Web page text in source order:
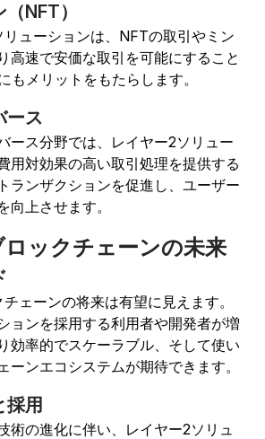
NFT）
リューションは、NFTの取引やミン
高速で安価な取引を可能にすること
もメリットをもたらします。
ース
ース分野では、レイヤー2ソリュー
用対効果の高い取引処理を提供する
ランザクションを促進し、ユーザー
向上させます。
ックチェーンの未来
ェーンの将来は有望に見えます。
ョンを採用する利用者や開発者が増
効率的でスケーラブル、そして使い
ーンエコシステムが期待できます。
採用
術の進化に伴い、レイヤー2ソリュ